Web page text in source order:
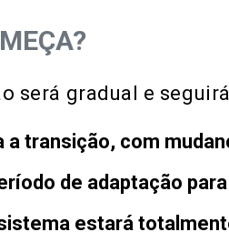
será gradual e
a transição, com
de adaptação
estará